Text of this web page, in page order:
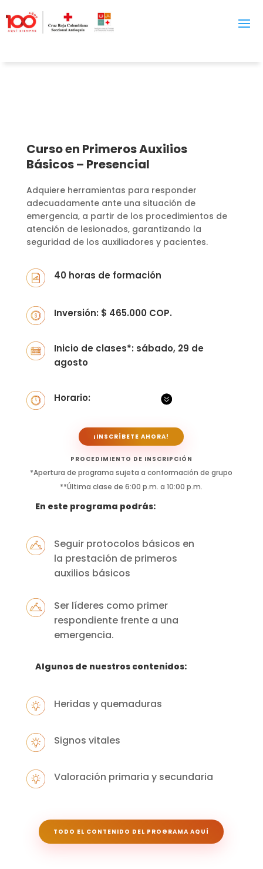
Curso en Primeros Auxilios
Básicos – Presencial
Adquiere herramientas para responder
adecuadamente ante una situación de
emergencia, a partir de los procedimientos de
atención de lesionados, garantizando la
seguridad de los auxiliadores y pacientes.
40 horas de formación
Inversión: $ 465.000 COP.
Inicio de clases*: sábado, 29 de
agosto
Horario:
¡INSCRÍBETE AHORA!
PROCEDIMIENTO DE INSCRIPCIÓN
*Apertura de programa sujeta a conformación de grupo
**Última clase de 6:00 p.m. a 10:00 p.m.
En este programa podrás:
Seguir protocolos básicos en
la prestación de primeros
auxilios básicos
Ser líderes como primer
respondiente frente a una
emergencia.
Algunos de nuestros contenidos:
Heridas y quemaduras
Signos vitales
Valoración primaria y secundaria
TODO EL CONTENIDO DEL PROGRAMA AQUÍ